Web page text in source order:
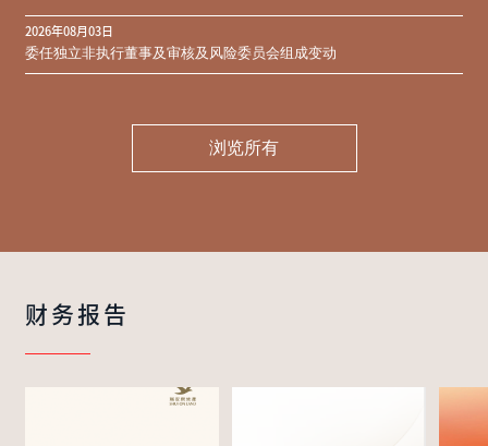
2026年08月03日
委任独立非执行董事及审核及风险委员会组成变动
浏览所有
财务报告